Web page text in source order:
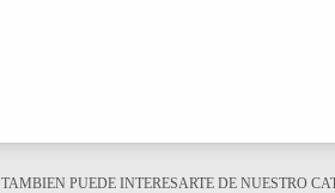
TAMBIEN PUEDE INTERESARTE DE NUESTRO